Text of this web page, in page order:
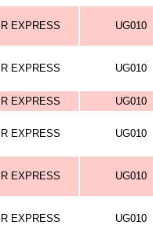
EXPRESS UG010
EXPRESS UG010
EXPRESS UG010
EXPRESS UG010
EXPRESS UG010
EXPRESS UG010